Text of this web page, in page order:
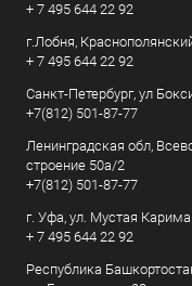
+ 7 495 644 22 92
г.Лобня,
+ 7 495 644 22 92
Санкт-Петербург, ул
+7(812) 501-87-77
Ленинградская обл,
строение 50а/2
+7(812) 501-87-77
г. Уфа, ул. Мустая
+ 7 495 644 22 92
Республика